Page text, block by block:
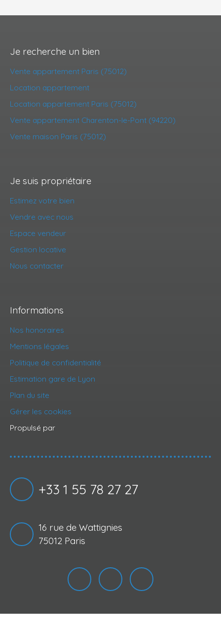
Je recherche un bien
Vente appartement Paris (75012)
Location appartement
Location appartement Paris (75012)
Vente appartement Charenton-le-Pont (94220)
Vente maison Paris (75012)
Je suis propriétaire
Estimez votre bien
Vendre avec nous
Espace vendeur
Gestion locative
Nous contacter
Informations
Nos honoraires
Mentions légales
Politique de confidentialité
Estimation gare de Lyon
Plan du site
Gérer les cookies
Propulsé par
+33 1 55 78 27 27
16 rue de Wattignies
75012 Paris